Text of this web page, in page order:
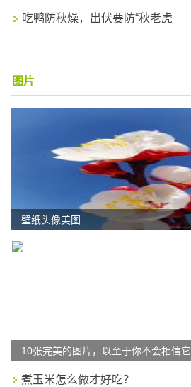
吃鸭防秋燥，出伏要防“秋老虎
图片
壁纸头像美图
10张完美的图片，以至于你不会相信它
煮玉米怎么做才好吃？